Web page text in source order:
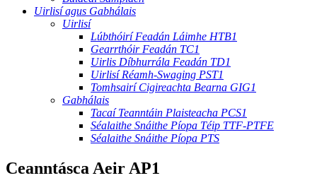
Uirlisí agus Gabhálais
Uirlisí
Lúbthóirí Feadán Láimhe HTB1
Gearrthóir Feadán TC1
Uirlis Díbhurrála Feadán TD1
Uirlisí Réamh-Swaging PST1
Tomhsairí Cigireachta Bearna GIG1
Gabhálais
Tacaí Teanntáin Plaisteacha PCS1
Séalaithe Snáithe Píopa Téip TTF-PTFE
Séalaithe Snáithe Píopa PTS
Ceanntásca Aeir AP1